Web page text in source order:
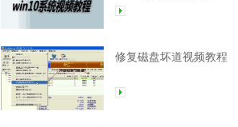
修复磁盘坏道视频教程